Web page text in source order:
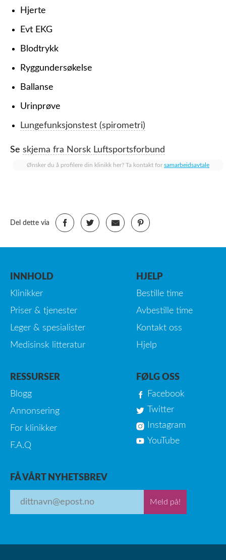
Hjerte
Evt EKG
Blodtrykk
Ryggundersøkelse
Ballanse
Urinprøve
Lungefunksjonstest (spirometri)
Se skjema fra Norsk Luftsportsforbund
Ønsker du å profilere din klinikk her? Ta kontakt for samarbeidsavtale
Del dette via
INNHOLD
Klinikker
Priser & tjenester
Leger & spesialister
Medisinsk litteratur
HJELP
Bestille time
Avbestille time
Kontakt oss
Hjelp
RESSURSER
Blogg
Annonsering
For klinikker
F.A.Q
FØLG OSS
Facebook
Twitter
Instagram
YouTube
FÅ VÅRT NYHETSBREV
Meld på!